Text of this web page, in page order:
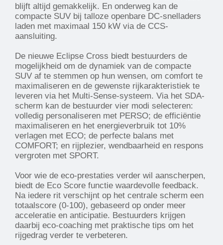
blijft altijd gemakkelijk. En onderweg kan de
compacte SUV bij talloze openbare DC-snelladers
laden met maximaal 150 kW via de CCS-
aansluiting.
De nieuwe Eclipse Cross biedt bestuurders de
mogelijkheid om de dynamiek van de compacte
SUV af te stemmen op hun wensen, om comfort te
maximaliseren en de gewenste rijkarakteristiek te
leveren via het Multi-Sense-systeem. Via het SDA-
scherm kan de bestuurder vier modi selecteren:
volledig personaliseren met PERSO; de efficiëntie
maximaliseren en het energieverbruik tot 10%
verlagen met ECO; de perfecte balans met
COMFORT; en rijplezier, wendbaarheid en respons
vergroten met SPORT.
Voor wie de eco-prestaties verder wil aanscherpen,
biedt de Eco Score functie waardevolle feedback.
Na iedere rit verschijnt op het centrale scherm een
totaalscore (0-100), gebaseerd op onder meer
acceleratie en anticipatie. Bestuurders krijgen
daarbij eco-coaching met praktische tips om het
rijgedrag verder te verbeteren.